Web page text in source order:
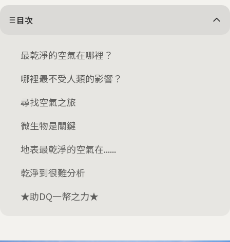
目次
最乾淨的空氣在哪裡？
哪裡最不受人類的影響？
尋找空氣之旅
微生物是關鍵
地表最乾淨的空氣在......
乾淨到很難分析
★助DQ一幣之力★